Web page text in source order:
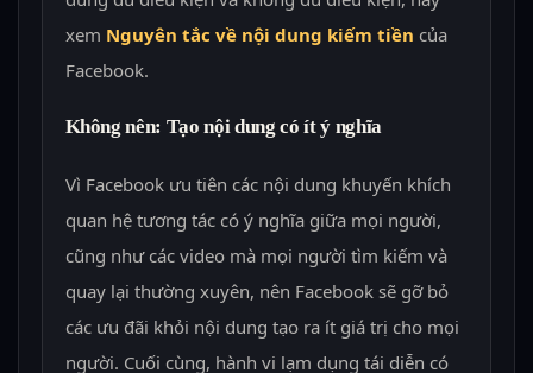
xem Nguyên tắc về nội dung kiếm tiền của
Facebook.
Không nên: Tạo nội dung có ít ý nghĩa
Vì Facebook ưu tiên các nội dung khuyến khích
quan hệ tương tác có ý nghĩa giữa mọi người,
cũng như các video mà mọi người tìm kiếm và
quay lại thường xuyên, nên Facebook sẽ gỡ bỏ
các ưu đãi khỏi nội dung tạo ra ít giá trị cho mọi
người. Cuối cùng, hành vi lạm dụng tái diễn có